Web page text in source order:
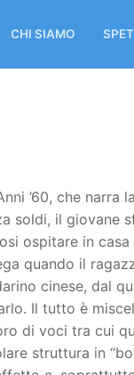
CHI SIAMO
’60, che narra
soldi, il giovane
ospitare in casa
quando il
cinese, dal
Il tutto è
di voci tra cui
struttura in